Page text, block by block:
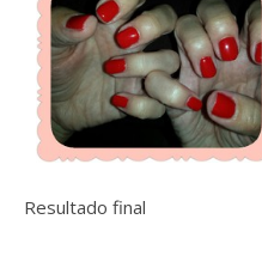
Resultado final